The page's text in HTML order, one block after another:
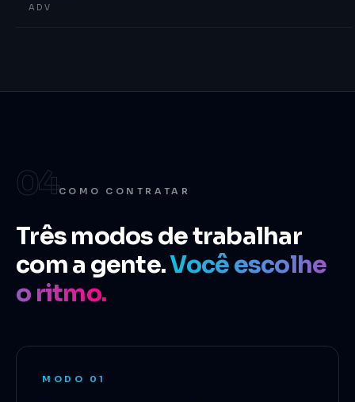
ADV
04COMO CONTRATAR
Três modos de trabalhar
com a gente.Você escolhe
o ritmo.
MODO 01